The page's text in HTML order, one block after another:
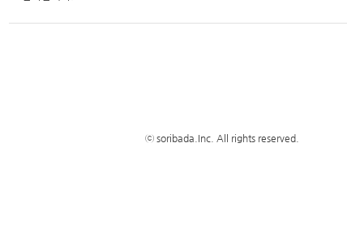
ⓒ soribada.Inc. All rights reserved.